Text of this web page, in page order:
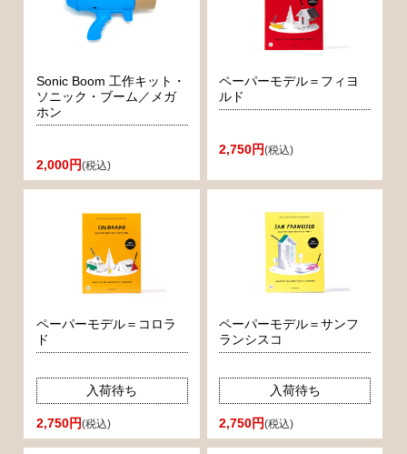
Sonic Boom 工作キット・
ソニック・ブーム／メガ
ホン
2,000円(税込)
ペーパーモデル＝フィヨ
ルド
2,750円(税込)
ペーパーモデル＝コロラ
ド
入荷待ち
2,750円(税込)
ペーパーモデル＝サンフ
ランシスコ
入荷待ち
2,750円(税込)